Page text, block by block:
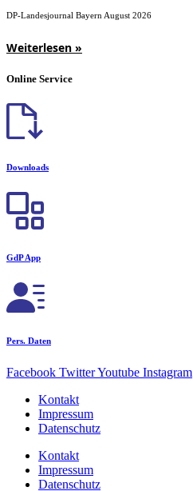
DP-Landesjournal Bayern August 2026
Weiterlesen »
Online Service
Downloads
GdP App
Pers. Daten
Facebook TwitterYoutube Instagram
Kontakt
Impressum
Datenschutz
Kontakt
Impressum
Datenschutz